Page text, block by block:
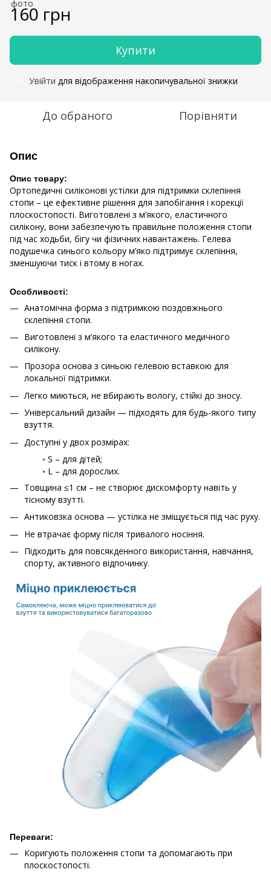
160 грн
Купити
Увійти для відображення накопичувальної знижки
До обраного Порівняти
Опис
Опис товару:
Ортопедичні силіконові устілки для підтримки склепіння
стопи – це ефективне рішення для запобігання і корекції
плоскостопості. Виготовлені з м’якого, еластичного
силікону, вони забезпечують правильне положення стопи
під час ходьби, бігу чи фізичних навантажень. Гелева
подушечка синього кольору м’яко підтримує склепіння,
зменшуючи тиск і втому в ногах.
Особливості:
Анатомічна форма з підтримкою поздовжнього
склепіння стопи.
Виготовлені з м’якого та еластичного медичного
силікону.
Прозора основа з синьою гелевою вставкою для
локальної підтримки.
Легко миються, не вбирають вологу, стійкі до зносу.
Універсальний дизайн — підходять для будь-якого типу
взуття.
Доступні у двох розмірах:
◦ S – для дітей;
◦ L – для дорослих.
Товщина ≤1 см – не створює дискомфорту навіть у
тісному взутті.
Антиковзка основа — устілка не зміщується під час руху.
Не втрачає форму після тривалого носіння.
Підходить для повсякденного використання, навчання,
спорту, активного відпочинку.
Переваги:
Коригують положення стопи та допомагають при
плоскостопості.